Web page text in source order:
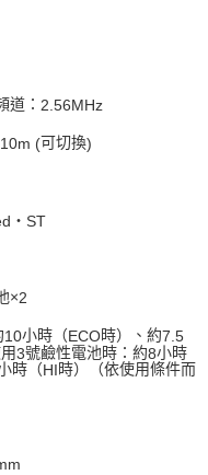
道： 2.56MHz
(可切換)
・ ST
×2
10小時（ECO時）、約7.5
3號鹼性電池時：約8小時
時（HI時）（依使用條件而